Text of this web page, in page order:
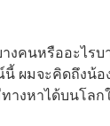
างคนหรืออะไ
ผมจะคิดถึงน้
งหาได้บนโลก